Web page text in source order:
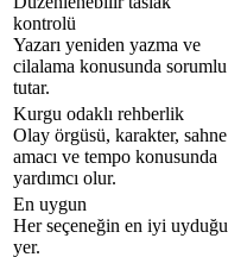
kontrolü
Yazarı yeniden yazma ve
cilalama konusunda sorumlu
tutar.
Kurgu odaklı rehberlik
Olay örgüsü, karakter, sahne
amacı ve tempo konusunda
yardımcı olur.
En uygun
Her seçeneğin en iyi uyduğu
yer.